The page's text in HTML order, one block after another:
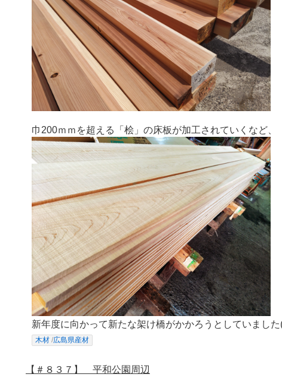
巾200ｍｍを超える「桧」の床板が加工されていくなど、
新年度に向かって新たな架け橋がかかろうとしていまし
木材 /広島県産材
【＃８３７】 平和公園周辺